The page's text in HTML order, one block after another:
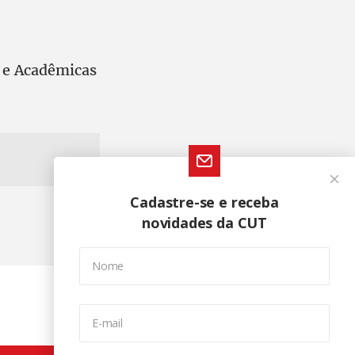
Acadêmicas
Cadastre-se e receba
novidades da CUT
Nome
E-mail